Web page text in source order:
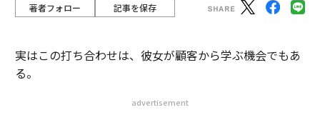
著者フォロー 記事を保存
実はこの打ち合わせは、彼女が顧客から学ぶ機会でもあ
る。
advertisement